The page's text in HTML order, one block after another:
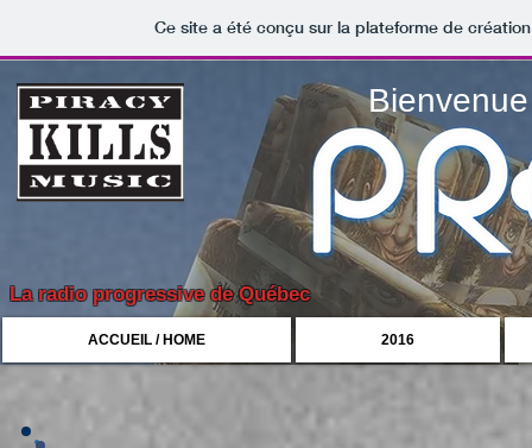
Ce site a été conçu sur la plateforme de
La radio progressive de Québec
ACCUEIL / HOME 2016